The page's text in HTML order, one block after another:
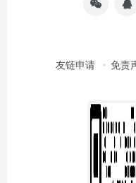
友链申请 免责